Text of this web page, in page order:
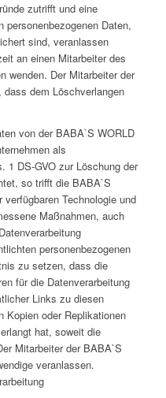
zutrifft und eine
personenbezogenen Daten,
sind, veranlassen
an einen Mitarbeiter des
wenden. Der Mitarbeiter der
dem Löschverlangen
von der BABA`S WORLD
als
1 DS-GVO zur Löschung der
so trifft die BABA`S
Technologie und
Maßnahmen, auch
personenbezogenen
zu setzen, dass die
für die Datenverarbeitung
Links zu diesen
Kopien oder Replikationen
hat, soweit die
Mitarbeiter der BABA`S
veranlassen.